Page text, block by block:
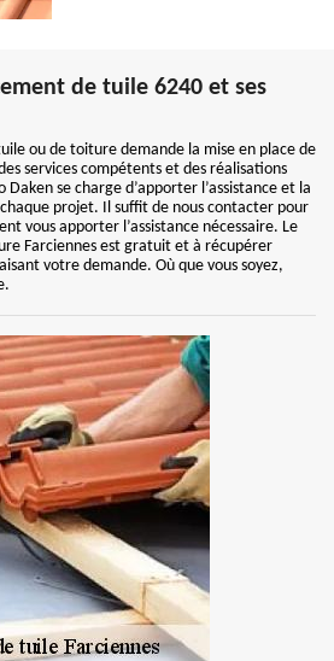
de tuile 6240 et ses
ou de toiture demande la mise en place de
services compétents et des réalisations
se charge d’apporter l’assistance et la
projet. Il suffit de nous contacter pour
vous apporter l’assistance nécessaire. Le
Farciennes est gratuit et à récupérer
votre demande. Où que vous soyez,